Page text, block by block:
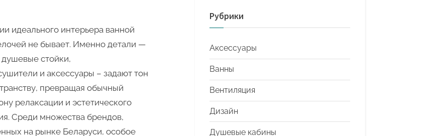
идеального интерьера ванной
не бывает. Именно детали —
стойки,
и аксессуары – задают тон
превращая обычный
релаксации и эстетического
Среди множества брендов,
на рынке Беларуси, особое
Рубрики
Аксессуары
Ванны
Вентиляция
Дизайн
Душевые кабины